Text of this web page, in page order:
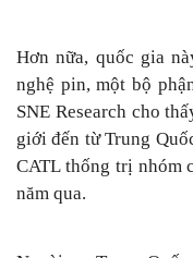
Hơn nữa, quốc gia
nghệ pin, một bộ
SNE Research cho
giới đến từ Trung
CATL thống trị nhóm
năm qua.